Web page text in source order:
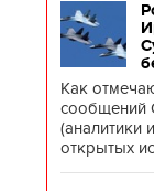
Как
сообщений
(аналитики
открытых